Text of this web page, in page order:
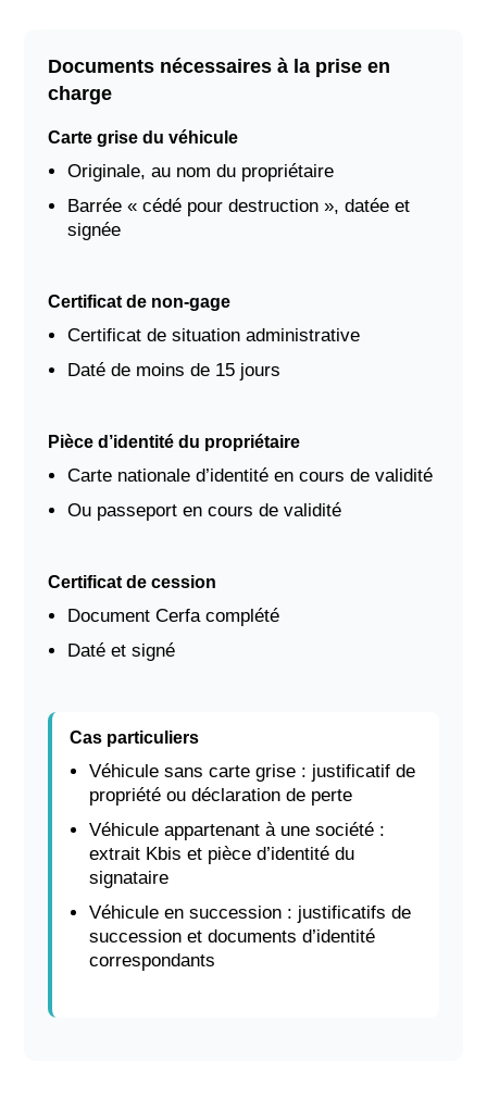
Documents nécessaires à la prise en
charge
Carte grise du véhicule
Originale, au nom du propriétaire
Barrée « cédé pour destruction », datée et
signée
Certificat de non-gage
Certificat de situation administrative
Daté de moins de 15 jours
Pièce d’identité du propriétaire
Carte nationale d’identité en cours de validité
Ou passeport en cours de validité
Certificat de cession
Document Cerfa complété
Daté et signé
Cas particuliers
Véhicule sans carte grise : justificatif de
propriété ou déclaration de perte
Véhicule appartenant à une société :
extrait Kbis et pièce d’identité du
signataire
Véhicule en succession : justificatifs de
succession et documents d’identité
correspondants